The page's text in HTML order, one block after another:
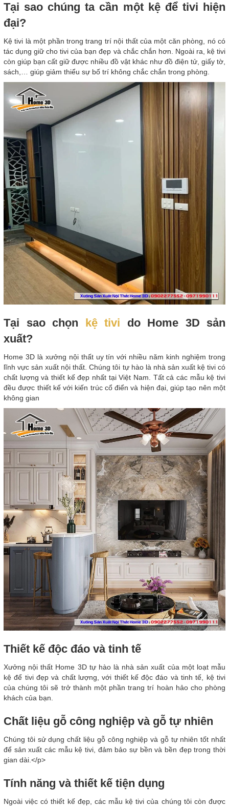
Tại sao chúng ta cần một kệ để tivi hiện
đại?
Kệ tivi là một phần trong trang trí nội thất của một căn phòng, nó có
tác dụng giữ cho tivi của bạn đẹp và chắc chắn hơn. Ngoài ra, kệ tivi
còn giúp bạn cất giữ được nhiều đồ vật khác như đồ điện tử, giấy tờ,
sách,… giúp giảm thiểu sự bố trí không chắc chắn trong phòng.
Tại sao chọn kệ tivi do Home 3D sản
xuất?
Home 3D là xưởng nội thất uy tín với nhiều năm kinh nghiệm trong
lĩnh vực sản xuất nội thất. Chúng tôi tự hào là nhà sản xuất kệ tivi có
chất lượng và thiết kế đẹp nhất tại Việt Nam. Tất cả các mẫu kệ tivi
đều được thiết kế với kiến trúc cổ điển và hiện đại, giúp tạo nên một
không gian
Thiết kế độc đáo và tinh tế
Xưởng nội thất Home 3D tự hào là nhà sản xuất của một loạt mẫu
kệ để tivi đẹp và chất lượng, với thiết kế độc đáo và tinh tế, kệ tivi
của chúng tôi sẽ trở thành một phần trang trí hoàn hảo cho phòng
khách của bạn.
Chất liệu gỗ công nghiệp và gỗ tự nhiên
Chúng tôi sử dụng chất liệu gỗ công nghiệp và gỗ tự nhiên tốt nhất
để sản xuất các mẫu kệ tivi, đảm bảo sự bền và bền đẹp trong thời
gian dài.</p>
Tính năng và thiết kế tiện dụng
Ngoài việc có thiết kế đẹp, các mẫu kệ tivi của chúng tôi còn được